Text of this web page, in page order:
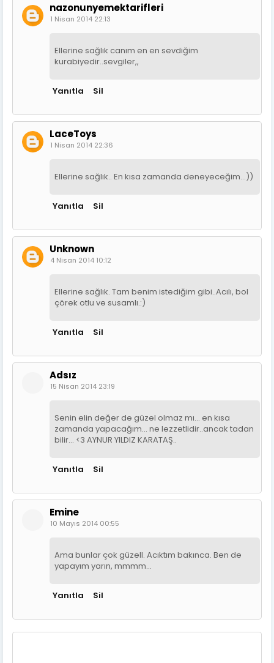
nazonunyemektarifleri
1 Nisan 2014 22:13
Ellerine sağlık canım en en sevdiğim
kurabiyedir..sevgiler,,
Yanıtla Sil
LaceToys
1 Nisan 2014 22:36
Ellerine sağlık.. En kısa zamanda deneyeceğim...))
Yanıtla Sil
Unknown
4 Nisan 2014 10:12
Ellerine sağlık. Tam benim istediğim gibi..Acılı, bol
çörek otlu ve susamlı.:)
Yanıtla Sil
Adsız
15 Nisan 2014 23:19
Senin elin değer de güzel olmaz mı... en kısa
zamanda yapacağım... ne lezzetlidir..ancak tadan
bilir... <3 AYNUR YILDIZ KARATAŞ..
Yanıtla Sil
Emine
10 Mayıs 2014 00:55
Ama bunlar çok güzell. Acıktım bakınca. Ben de
yapayım yarın, mmmm...
Yanıtla Sil